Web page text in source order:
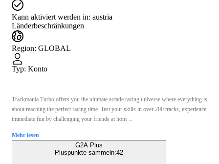
Kann aktiviert werden in: austria
Länderbeschränkungen
Region: GLOBAL
Typ: Konto
Trackmania Turbo offers you the ultimate arcade racing universe where everything is
about reaching the perfect racing time. Test your skills in over 200 tracks, experience
immediate fun by challenging your friends at hom ...
Mehr lesen
G2A Plus
Pluspunkte sammeln:42